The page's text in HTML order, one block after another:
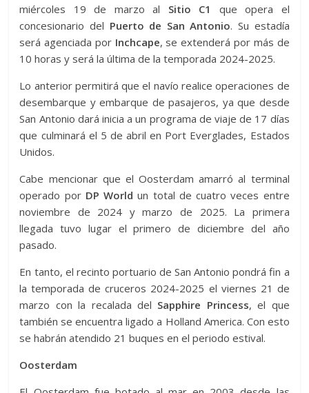
miércoles 19 de marzo al Sitio C1
que opera el
concesionario del Puerto de San Antonio. Su estadía
será agenciada por Inchcape, se extenderá por más de
10 horas y será la última de la temporada 2024-2025.
Lo anterior permitirá que el navío realice operaciones de
desembarque y embarque de pasajeros, ya que desde
San Antonio dará inicia a un programa de viaje de 17 días
que culminará el 5 de abril en Port Everglades, Estados
Unidos.
Cabe mencionar que el Oosterdam amarró al terminal
operado por DP World un total de cuatro veces entre
noviembre de 2024 y marzo de 2025. La primera
llegada tuvo lugar el primero de diciembre del año
pasado.
En tanto, el recinto portuario de San Antonio pondrá fin a
la temporada de cruceros 2024-2025 el viernes 21 de
marzo con la recalada del Sapphire Princess, el que
también se encuentra ligado a Holland America. Con esto
se habrán atendido 21 buques en el periodo estival.
Oosterdam